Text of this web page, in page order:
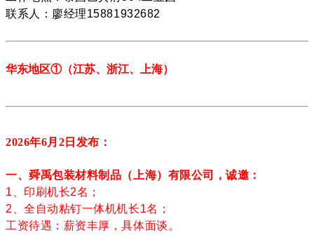
联系人：廖经理15881932682
华东地区①（江苏、 浙江、上海）
2026年6月2 日发布：
一、舜禹包装材料制品（上海）有限公司，诚邀：
1、印刷机长2名；
2、全自动粘钉一体机机长1名；
工资待遇：薪资丰厚，具体面谈。